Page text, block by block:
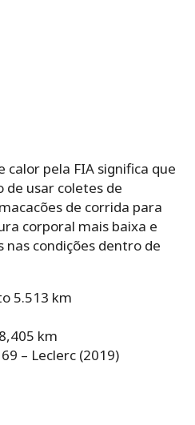
calor pela FIA significa que
de usar coletes de
de corrida para
corporal mais baixa e
condições dentro de
5.513 km
km
– Leclerc (2019)